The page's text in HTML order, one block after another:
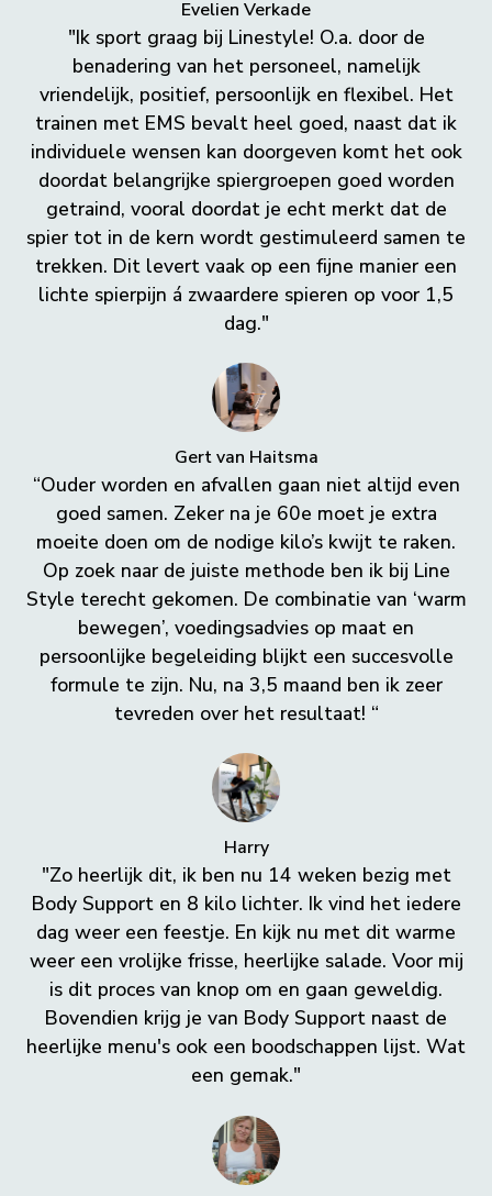
Evelien Verkade
"Ik sport graag bij Linestyle! O.a. door de
benadering van het personeel, namelijk
vriendelijk, positief, persoonlijk en flexibel. Het
trainen met EMS bevalt heel goed, naast dat ik
individuele wensen kan doorgeven komt het ook
doordat belangrijke spiergroepen goed worden
getraind, vooral doordat je echt merkt dat de
spier tot in de kern wordt gestimuleerd samen te
trekken. Dit levert vaak op een fijne manier een
lichte spierpijn á zwaardere spieren op voor 1,5
dag."
Gert van Haitsma
“Ouder worden en afvallen gaan niet altijd even
goed samen. Zeker na je 60e moet je extra
moeite doen om de nodige kilo’s kwijt te raken.
Op zoek naar de juiste methode ben ik bij Line
Style terecht gekomen. De combinatie van ‘warm
bewegen’, voedingsadvies op maat en
persoonlijke begeleiding blijkt een succesvolle
formule te zijn. Nu, na 3,5 maand ben ik zeer
tevreden over het resultaat! “
Harry
"Zo heerlijk dit, ik ben nu 14 weken bezig met
Body Support en 8 kilo lichter. Ik vind het iedere
dag weer een feestje. En kijk nu met dit warme
weer een vrolijke frisse, heerlijke salade. Voor mij
is dit proces van knop om en gaan geweldig.
Bovendien krijg je van Body Support naast de
heerlijke menu's ook een boodschappen lijst. Wat
een gemak."